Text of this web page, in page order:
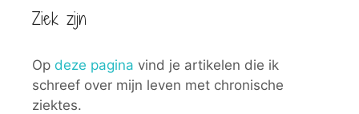
Ziek zijn
Op deze pagina vind je artikelen die ik
schreef over mijn leven met chronische
ziektes.